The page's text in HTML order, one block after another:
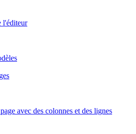
l'éditeur
avec des colonnes et des lignes